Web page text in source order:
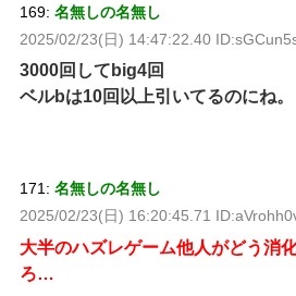
169: 名無しの名無し
2025/02/23(日) 14:47:22.40
3000回してbig4回
ベルbは10回以上引いてるのにね。
171: 名無しの名無し
2025/02/23(日) 16:20:45.71
大半のハズレゲーム他人がどう消
ろ…